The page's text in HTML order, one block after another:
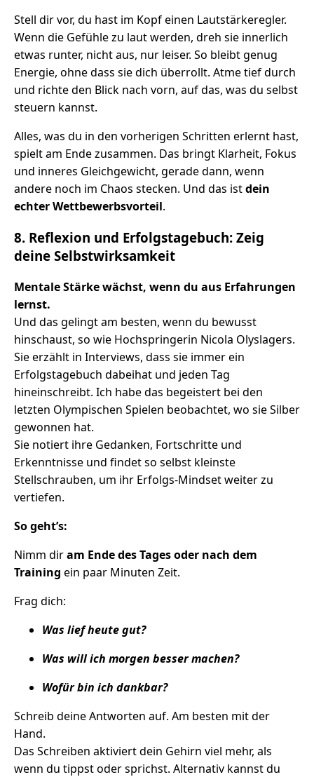
Stell dir vor, du hast im Kopf einen Lautstärkeregler.
Wenn die Gefühle zu laut werden, dreh sie innerlich
etwas runter, nicht aus, nur leiser. So bleibt genug
Energie, ohne dass sie dich überrollt. Atme tief durch
und richte den Blick nach vorn, auf das, was du selbst
steuern kannst.
Alles, was du in den vorherigen Schritten erlernt hast,
spielt am Ende zusammen. Das bringt Klarheit, Fokus
und inneres Gleichgewicht, gerade dann, wenn
andere noch im Chaos stecken. Und das istdein
echter Wettbewerbsvorteil.
8. Reflexion und Erfolgstagebuch: Zeig
deine Selbstwirksamkeit
Mentale Stärke wächst, wenn du aus Erfahrungen
lernst.
Und das gelingt am besten, wenn du bewusst
hinschaust, so wie Hochspringerin Nicola Olyslagers.
Sie erzählt in Interviews, dass sie immer ein
Erfolgstagebuch dabeihat und jeden Tag
hineinschreibt. Ich habe das begeistert bei den
letzten Olympischen Spielen beobachtet, wo sie Silber
gewonnen hat.
Sie notiert ihre Gedanken, Fortschritte und
Erkenntnisse und findet so selbst kleinste
Stellschrauben, um ihr Erfolgs-Mindset weiter zu
vertiefen.
So geht’s:
Nimm diram Ende des Tages oder nach dem
Training ein paar Minuten Zeit.
Frag dich:
Was lief heute gut?
Was will ich morgen besser machen?
Wofür bin ich dankbar?
Schreib deine Antworten auf. Am besten mit der
Hand.
Das Schreiben aktiviert dein Gehirn viel mehr, als
wenn du tippst oder sprichst. Alternativ kannst du